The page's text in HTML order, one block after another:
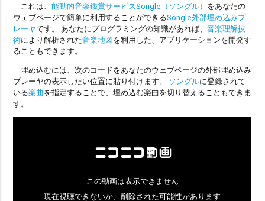
これは、能動的音楽鑑賞サービスSongle（ソングル） をあなたの
ウェブページで簡単に利用することができるSongle外部埋め込みプ
レーヤです。 あなたにプログラミングの知識があれば、音楽理解技
術により解析された音楽地図を利用した、アプリケーションを開発す
ることもできます。
埋め込むには、次のコードをあなたのウェブページの外部埋め込み
プレーヤの表示したい位置に貼り付けます。 ソングルに登録されて
いる楽曲を指定することで、埋め込む楽曲を切り替えることもできま
す。